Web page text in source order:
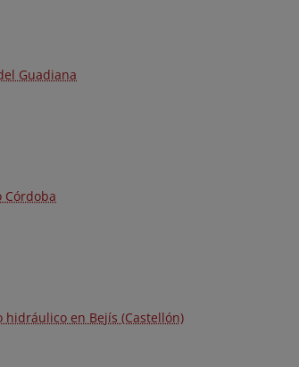
Guadiana
Córdoba
en Bejís (Castellón)